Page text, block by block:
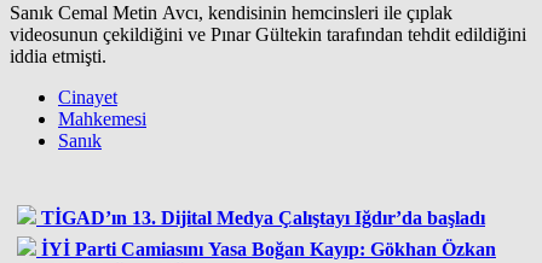
Sanık Cemal Metin Avcı, kendisinin hemcinsleri ile çıplak
videosunun çekildiğini ve Pınar Gültekin tarafından tehdit edildiğini
iddia etmişti.
Cinayet
Mahkemesi
Sanık
TİGAD’ın 13. Dijital Medya Çalıştayı Iğdır’da başladı
İYİ Parti Camiasını Yasa Boğan Kayıp: Gökhan Özkan